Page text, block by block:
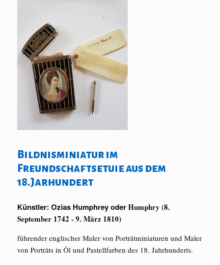
Bildnisminiatur im
Freundschaftsetuie aus dem
18.Jarhundert
Künstler: Ozias Humphrey oderHumphry (8.
September 1742 - 9. März 1810)
führender englischer Maler von Porträtminiaturen und Maler
von Porträts in Öl und Pastellfarben des 18. Jahrhunderts.